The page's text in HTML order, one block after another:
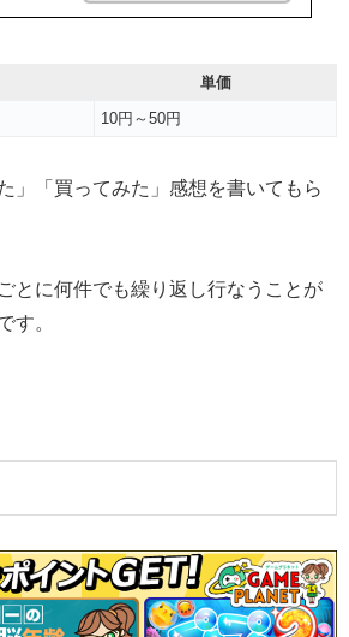
単価
10円～50円
」「買ってみた」感想を書いてもら
とに何件でも繰り返し行なうことが
す。